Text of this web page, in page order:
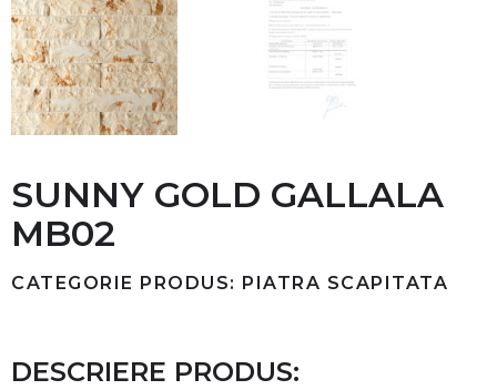
SUNNY GOLD GALLALA
MB02
CATEGORIE PRODUS: PIATRA SCAPITATA
DESCRIERE PRODUS: